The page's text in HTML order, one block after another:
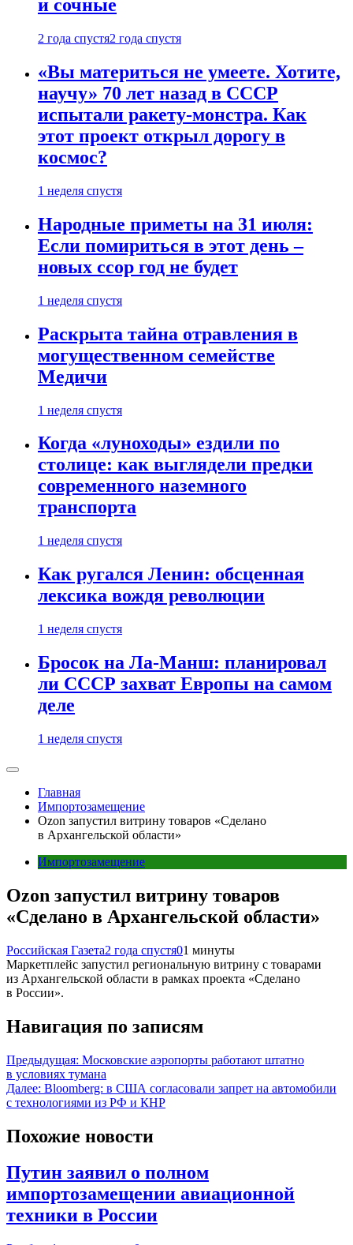
и сочные
2 года спустя2 года спустя
«Вы материться не умеете. Хотите,
научу» 70 лет назад в СССР
испытали ракету-монстра. Как
этот проект открыл дорогу в
космос?
1 неделя спустя
Народные приметы на 31 июля:
Если помириться в этот день –
новых ссор год не будет
1 неделя спустя
Раскрыта тайна отравления в
могущественном семействе
Медичи
1 неделя спустя
Когда «луноходы» ездили по
столице: как выглядели предки
современного наземного
транспорта
1 неделя спустя
Как ругался Ленин: обсценная
лексика вождя революции
1 неделя спустя
Бросок на Ла-Манш: планировал
ли СССР захват Европы на самом
деле
1 неделя спустя
Главная
Импортозамещение
Ozon запустил витрину товаров «Сделано
в Архангельской области»
Импортозамещение
Ozon запустил витрину товаров
«Сделано в Архангельской области»
Российская Газета2 года спустя01 минуты
Маркетплейс запустил региональную витрину с товарами
из Архангельской области в рамках проекта «Сделано
в России».
Навигация по записям
Предыдущая: Московские аэропорты работают штатно
в условиях тумана
Далее: Bloomberg: в США согласовали запрет на автомобили
с технологиями из РФ и КНР
Похожие новости
Путин заявил о полном
импортозамещении авиационной
техники в России